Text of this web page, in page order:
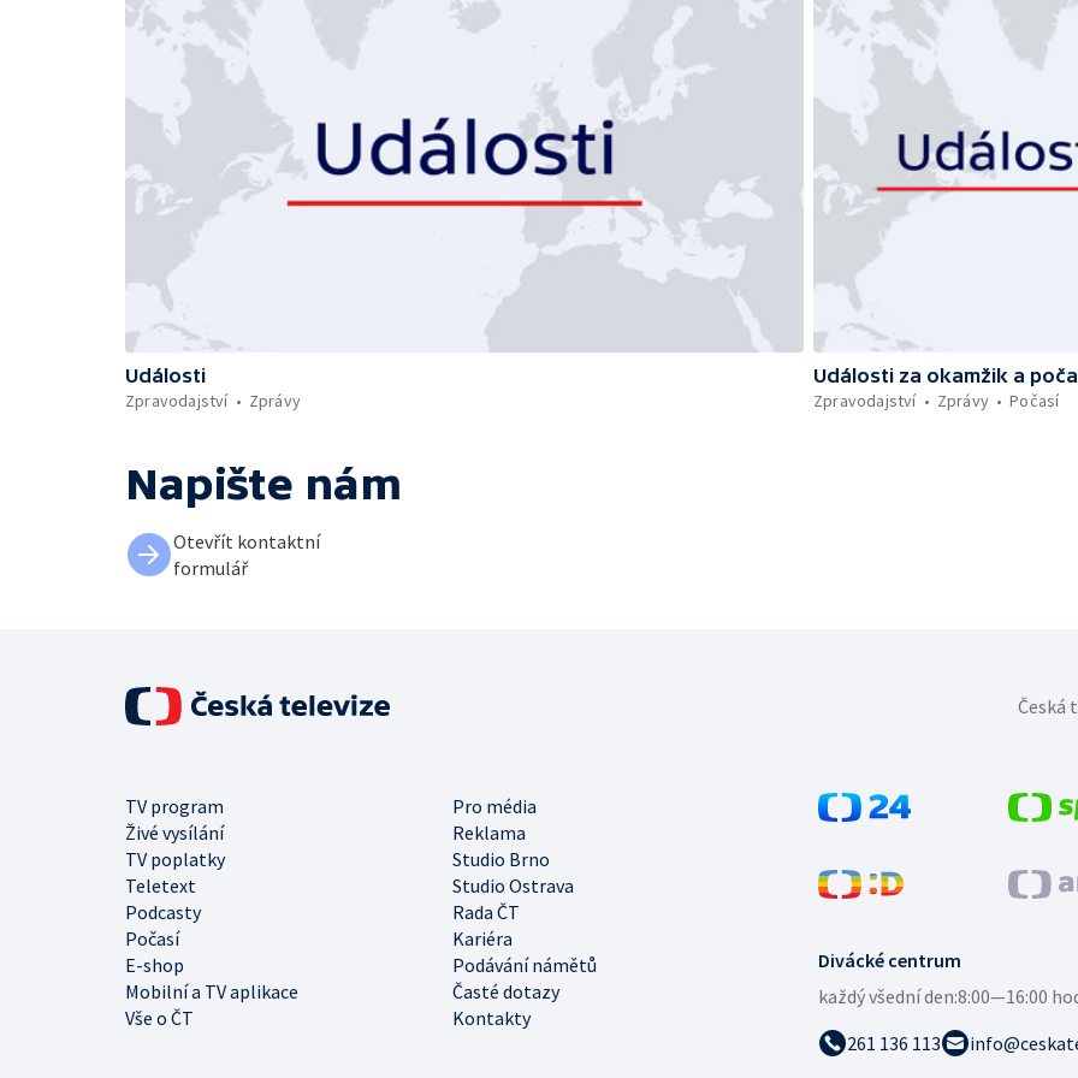
Události
Zpravodajství
Zprávy
Události za okamžik a
Zpravodajství
Zprávy Počasí
Napište nám
Otevřít kontaktní
formulář
Divácké centrum
každý všední den:8:00—16:00
261 136 113
TV program
Pro média
Živé vysílání
Reklama
TV poplatky
Studio Brno
Teletext
Studio Ostrava
Podcasty
Rada ČT
Počasí
Kariéra
E-shop
Podávání námětů
Mobilní a TV aplikace
Časté dotazy
Vše o ČT
Kontakty
Česká